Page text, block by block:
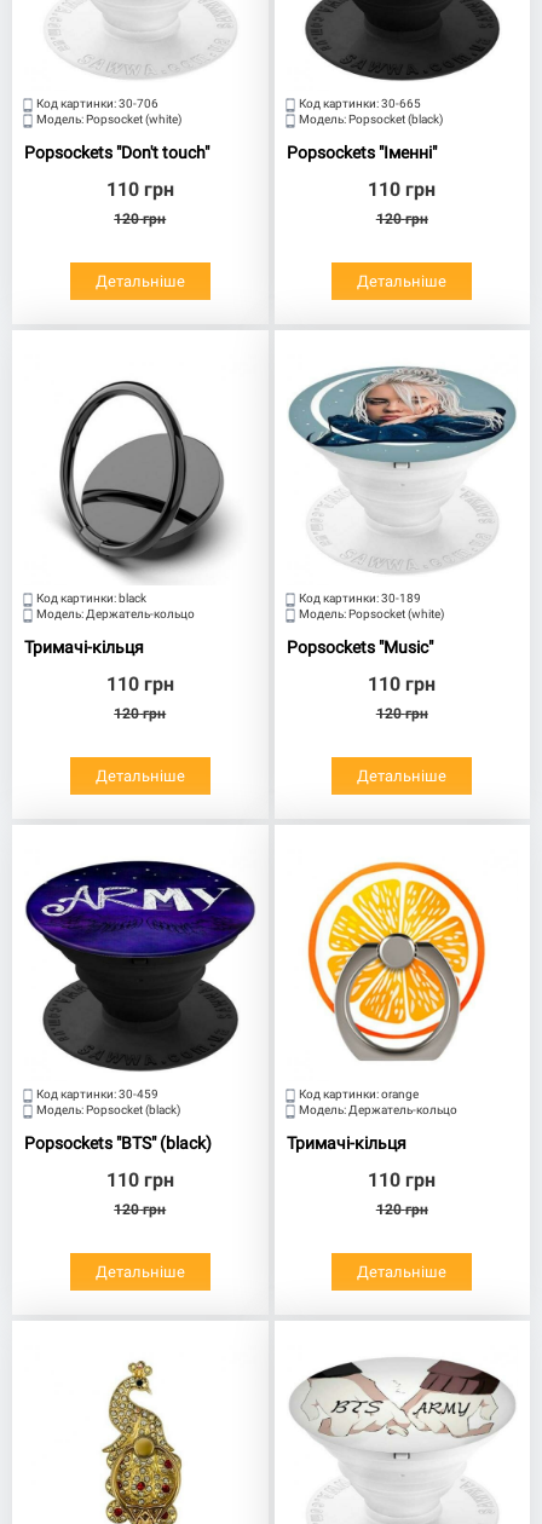
Фільми, ігри
Іменні Космос
Креатив Смачні Зі стразами
Men
ВИБРАТИ КОЛІР НІЖКИ ПОПСОКЕТА:
Код картинки:30-706
Модель:Popsocket (white)
Popsockets "Don't touch"
110 грн
120 грн
Детальніше
Код картинки:30-665
Модель:Popsocket (black)
Popsockets "Іменні"
110 грн
120 грн
Детальніше
Код картинки:black
Модель: Держатель-кольцо
Тримачі-кільця
110 грн
120 грн
Детальніше
Код картинки:30-189
Модель:Popsocket (white)
Popsockets "Music"
110 грн
120 грн
Детальніше
Код картинки:30-459
Модель:Popsocket (black)
Popsockets "BTS" (black)
110 грн
120 грн
Детальніше
Код картинки:orange
Модель: Держатель-кольцо
Тримачі-кільця
110 грн
120 грн
Детальніше